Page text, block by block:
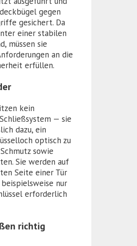
gegen
gesichert. Da
einer stabilen
müssen sie
an die
erfüllen.
kein
— sie
dazu, ein
optisch zu
sowie
Sie werden auf
Seite einer Tür
nur
erforderlich
richtig